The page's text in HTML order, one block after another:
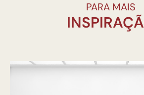
PARA MAIS